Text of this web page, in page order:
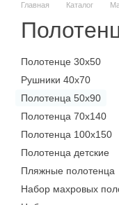
Главная Каталог
Полотенце 30х50
Рушники 40х70
Полотенца 50х90
Полотенца 70х140
Полотенца 100х150
Полотенца детские
Пляжные полотенца
Набор махровых